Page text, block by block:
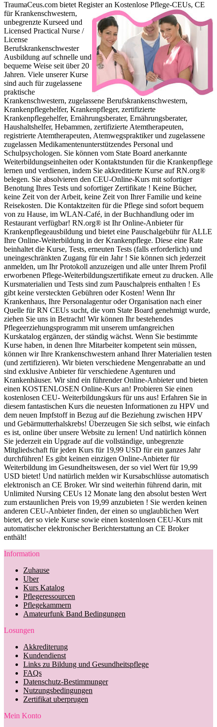
TraumaCeus.com bietet Registeran Kostenlose Pflege-CEUs, CE
für Krankenschwestern,
unbegrenzte Kurseed und
Licensed Practical Nurse /
License
Berufskrankenschwester
Ausbildung auf schnelle und
bequeme Weise seit über 20
Jahren. Viele unserer Kurse
sind auch für zugelassene
praktische
Krankenschwestern, zugelassene Berufskrankenschwestern,
Krankenpflegehelfer, Krankenpfleger, zertifizierte
Krankenpflegehelfer, Ernährungsberater, Ernährungsberater,
Haushaltshelfer, Hebammen, zertifizierte Atemtherapeuten,
registrierte Atemtherapeuten, Atemwegspraktiker und zugelassene
zugelassen Medikamentenunterstützendes Personal und
Schulpsychologen. Sie können vom State Board anerkannte
Weiterbildungseinheiten oder Kontaktstunden für die Krankenpflege
lernen und verdienen, indem Sie akkreditierte Kurse auf RN.org®
belegen. Sie absolvieren den CEU-Online-Kurs mit sofortiger
Benotung Ihres Tests und sofortiger Zertifikate ! Keine Bücher,
keine Zeit von der Arbeit, keine Zeit von Ihrer Familie und keine
Reisekosten. Die Kontaktzeiten für die Pflege sind sofort bequem
von zu Hause, im WLAN-Café, in der Buchhandlung oder im
Restaurant verfügbar! RN.org® ist Ihr Online-Anbieter für
Krankenpflegeausbildung und bietet eine Pauschalgebühr für ALLE
Ihre Online-Weiterbildung in der Krankenpflege. Diese eine Rate
beinhaltet die Kurse, Tests, erneuten Tests (falls erforderlich) und
uneingeschränkten Zugang für ein Jahr ! Sie können sich jederzeit
anmelden, um Ihr Protokoll anzuzeigen und alle unter Ihrem Profil
erworbenen Pflege-Weiterbildungszertifikate erneut zu drucken. Alle
Kursmaterialien und Tests sind zum Pauschalpreis enthalten ! Es
gibt keine versteckten Gebühren oder Kosten! Wenn Ihr
Krankenhaus, Ihre Personalagentur oder Organisation nach einer
Quelle für RN CEUs sucht, die vom State Board genehmigt wurde,
ziehen Sie uns in Betracht! Wir können Ihr bestehendes
Pflegeerziehungsprogramm mit unserem umfangreichen
Kurskatalog ergänzen, der ständig wächst. Wenn Sie bestimmte
Kurse haben, in denen Ihre Mitarbeiter kompetent sein müssen,
können wir Ihre Krankenschwestern anhand Ihrer Materialien testen
(und zertifizieren). Wir bieten verschiedene Mengenrabatte an und
sind exklusive Anbieter für verschiedene Agenturen und
Krankenhäuser. Wir sind ein führender Online-Anbieter und bieten
einen KOSTENLOSEN Online-Kurs an! Probieren Sie einen
kostenlosen CEU- Weiterbildungskurs für uns aus! Erfahren Sie in
diesem fantastischen Kurs die neuesten Informationen zu HPV und
dem neuen Impfstoff in Bezug auf die Beziehung zwischen HPV
und Gebärmutterhalskrebs! Überzeugen Sie sich selbst, wie einfach
es ist, online über unsere Website zu lernen! Und natürlich können
Sie jederzeit ein Upgrade auf die vollständige, unbegrenzte
Mitgliedschaft für jeden Kurs für 19,99 USD für ein ganzes Jahr
durchführen! Es gibt keinen einzigen Online-Anbieter für
Weiterbildung im Gesundheitswesen, der so viel Wert für 19,99
USD bietet! Und natürlich melden wir Kursabschlüsse automatisch
elektronisch an CE Broker. Wir sind weiterhin führend darin, mit
Unlimited Nursing CEUs 12 Monate lang den absolut besten Wert
zum erstaunlichen Preis von 19,99 anzubieten ! Sie werden keinen
anderen CEU-Anbieter finden, der einen so unglaublichen Wert
bietet, der so viele Kurse sowie einen kostenlosen CEU-Kurs mit
automatischer elektronischer Berichterstattung an CE Broker
enthält!
Information
Zuhause
Uber
Kurs Katalog
Pflegeressourcen
Pflegekammern
Amateurfunk Band Bedingungen
Losungen
Akkrediterung
Kundendienst
Links zu Bildung und Gesundheitspflege
FAQs
Datenschutz-Bestimmunger
Nutzungsbedingungen
Zertifikat uberprugen
Mein Konto